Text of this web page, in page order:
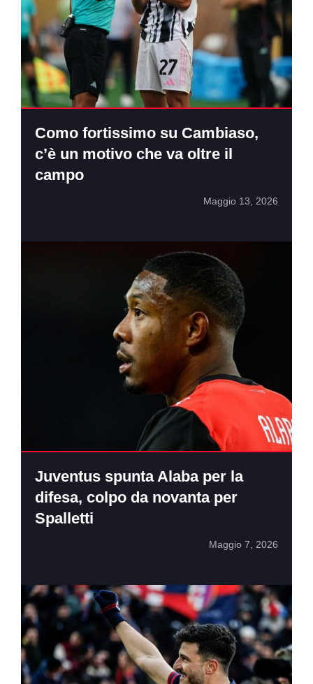
Como fortissimo su Cambiaso,
c’è un motivo che va oltre il
campo
Maggio 13, 2026
Juventus spunta Alaba per la
difesa, colpo da novanta per
Spalletti
Maggio 7, 2026